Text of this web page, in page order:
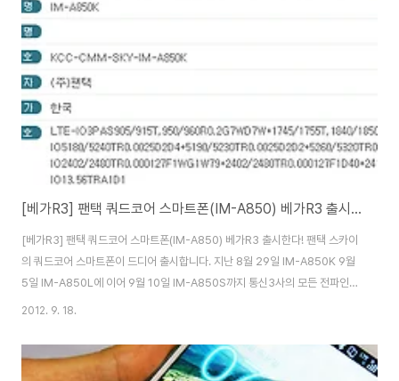
가 유출되면서 공개가 되었었죠. 팬택은 강력한 성능과 화려한 UX 그리고 럭셔
리한 디자인 등을 내세워 베가R3를 선보이며 경쟁사들에 대한 강한 자심감을
드러냈습니다. ..
[베가R3] 팬택 쿼드코어 스마트폰(IM-A850) 베가R3 출시한다!
[베가R3] 팬택 쿼드코어 스마트폰(IM-A850) 베가R3 출시한다! 팬택 스카이
의 쿼드코어 스마트폰이 드디어 출시합니다. 지난 8월 29일 IM-A850K 9월
5일 IM-A850L에 이어 9월 10일 IM-A850S까지 통신3사의 모든 전파인증
을 마친상태인데요. 그동안 모델명만 알려졌지 제품명은 정확히 알려지지 않았
베가R3라는 것이 알려졌습니다. (설마 저 R이 레이서의 R이 아니겠죠. 레이서
라면 올해에만 베가레이서2와 3가 출시하게 되네요.) 애플의 아이폰5가 국내
2012. 9. 18.